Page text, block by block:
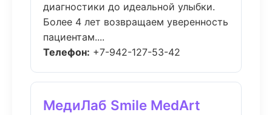
диагностики до идеальной улыбки.
Более 4 лет возвращаем уверенность
пациентам....
Телефон: +7-942-127-53-42
МедиЛаб Smile MedArt